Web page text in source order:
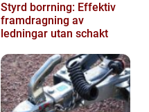
Styrd borrning: Effektiv
framdragning av
ledningar utan schakt